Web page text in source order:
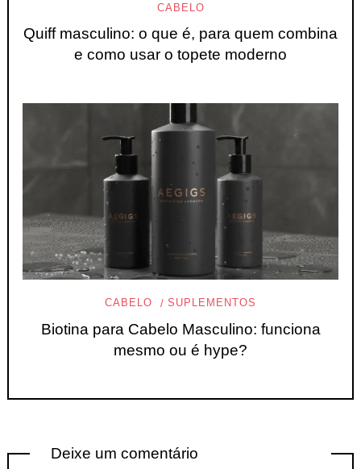
CABELO
Quiff masculino: o que é, para quem combina
e como usar o topete moderno
CABELO SUPLEMENTOS
Biotina para Cabelo Masculino: funciona
mesmo ou é hype?
Deixe um comentário